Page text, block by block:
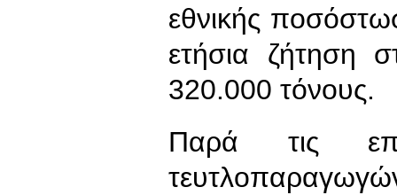
εθνικής
ετήσια ζήτηση
320.000 τόνους.
Παρά τις